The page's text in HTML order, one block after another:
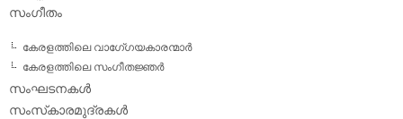
സംഗീതം
കേരളത്തിലെ വാഗേ്ഗയകാരന്മാര്‍
കേരളത്തിലെ സംഗീതജ്ഞര്‍
സംഘടനകള്‍
സംസ്‌കാരമുദ്രകള്‍